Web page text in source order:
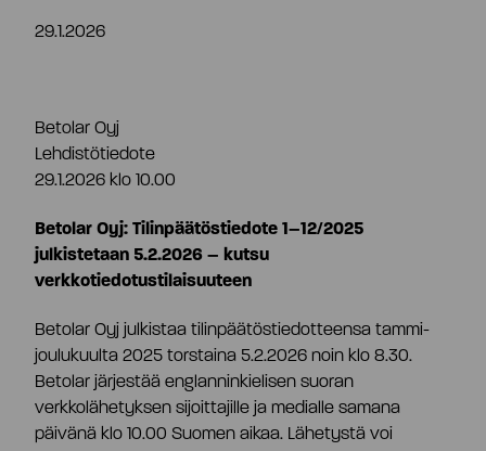
Tiivistelmä
Strategia ja tavoitteet
Markkinat
Osaketiedot
Tuottolaskuri
Tiivistelmä
29.1.2026
Betolar Oyj
Lehdistötiedote
29.1.2026 klo 10.00
Betolar Oyj: Tilinpäätöstiedote 1–12/2025
julkistetaan 5.2.2026 – kutsu
verkkotiedotustilaisuuteen
Betolar Oyj julkistaa tilinpäätöstiedotteensa tammi-
joulukuulta 2025 torstaina 5.2.2026 noin klo 8.30.
Betolar järjestää englanninkielisen suoran
verkkolähetyksen sijoittajille ja medialle samana
päivänä klo 10.00 Suomen aikaa. Lähetystä voi